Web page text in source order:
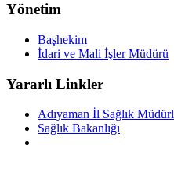
Yönetim
Başhekim
İdari ve Mali İşler Müdürü
Yararlı Linkler
Adıyaman İl Sağlık
Sağlık Bakanlığı